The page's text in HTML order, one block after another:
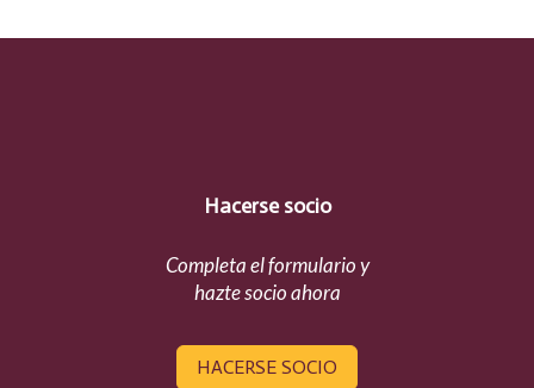
Hacerse socio
Completa el formulario y
hazte socio ahora
HACERSE SOCIO